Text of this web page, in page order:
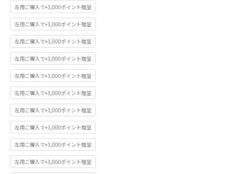
左用ご購入で+3,000ポイント贈呈
左用ご購入で+3,000ポイント贈呈
左用ご購入で+3,000ポイント贈呈
左用ご購入で+3,000ポイント贈呈
左用ご購入で+3,000ポイント贈呈
左用ご購入で+3,000ポイント贈呈
左用ご購入で+3,000ポイント贈呈
左用ご購入で+3,000ポイント贈呈
左用ご購入で+3,000ポイント贈呈
左用ご購入で+3,000ポイント贈呈